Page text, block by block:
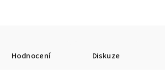
Hodnocení Diskuze